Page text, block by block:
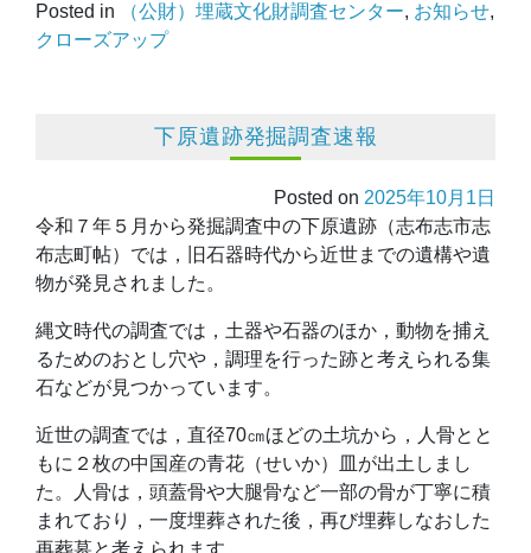
Posted in （公財）埋蔵文化財調査センター, お知らせ,
クローズアップ
下原遺跡発掘調査速報
Posted on 2025年10月1日
令和７年５月から発掘調査中の下原遺跡（志布志市志
布志町帖）では，旧石器時代から近世までの遺構や遺
物が発見されました。
縄文時代の調査では，土器や石器のほか，動物を捕え
るためのおとし穴や，調理を行った跡と考えられる集
石などが見つかっています。
近世の調査では，直径70㎝ほどの土坑から，人骨とと
もに２枚の中国産の青花（せいか）皿が出土しまし
た。人骨は，頭蓋骨や大腿骨など一部の骨が丁寧に積
まれており，一度埋葬された後，再び埋葬しなおした
再葬墓と考えられます。